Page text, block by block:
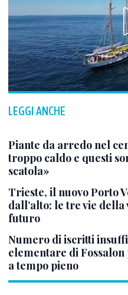
LEGGI ANCHE
Piante da arredo nel
troppo caldo e questi
scatola»
Trieste, il nuovo Porto
dall’alto: le tre vie
futuro
Numero di iscritti
elementare di
a tempo pieno